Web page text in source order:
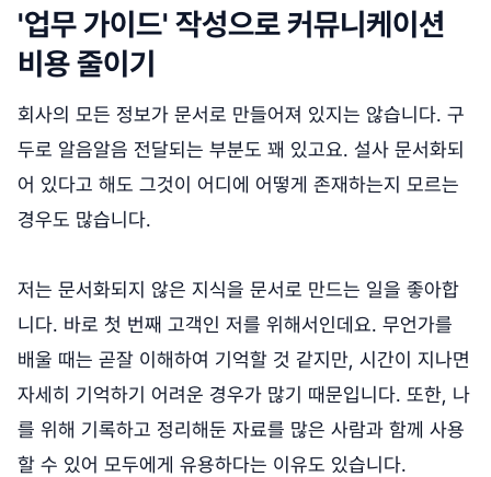
'업무 가이드' 작성으로 커뮤니케이션
비용 줄이기
회사의 모든 정보가 문서로 만들어져 있지는 않습니다. 구
두로 알음알음 전달되는 부분도 꽤 있고요. 설사 문서화되
어 있다고 해도 그것이 어디에 어떻게 존재하는지 모르는
경우도 많습니다.
저는 문서화되지 않은 지식을 문서로 만드는 일을 좋아합
니다. 바로 첫 번째 고객인 저를 위해서인데요. 무언가를
배울 때는 곧잘 이해하여 기억할 것 같지만, 시간이 지나면
자세히 기억하기 어려운 경우가 많기 때문입니다. 또한, 나
를 위해 기록하고 정리해둔 자료를 많은 사람과 함께 사용
할 수 있어 모두에게 유용하다는 이유도 있습니다.